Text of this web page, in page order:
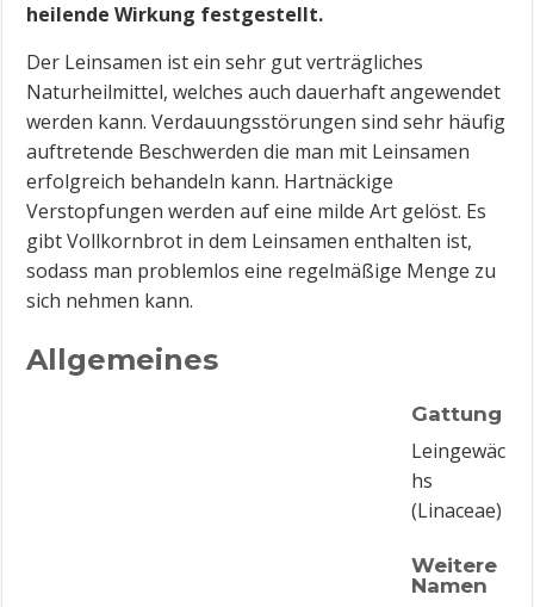
heilende Wirkung festgestellt.
Der Leinsamen ist ein sehr gut verträgliches
Naturheilmittel, welches auch dauerhaft angewendet
werden kann. Verdauungsstörungen sind sehr häufig
auftretende Beschwerden die man mit Leinsamen
erfolgreich behandeln kann. Hartnäckige
Verstopfungen werden auf eine milde Art gelöst. Es
gibt Vollkornbrot in dem Leinsamen enthalten ist,
sodass man problemlos eine regelmäßige Menge zu
sich nehmen kann.
Allgemeines
Gattung
Leingewäc
hs
(Linaceae)
Weitere
Namen